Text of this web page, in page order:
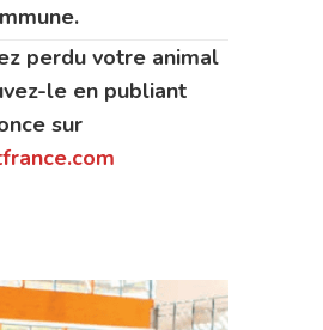
perdu votre animal
le en publiant
sur